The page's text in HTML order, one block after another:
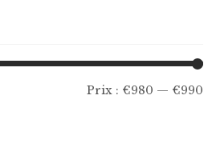
Prix : €980 — €990